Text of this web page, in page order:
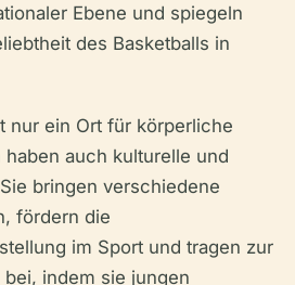
Ebene und spiegeln
des Basketballs in
nur ein Ort für körperliche
auch kulturelle und
bringen verschiedene
fördern die
im Sport und tragen zur
indem sie jungen